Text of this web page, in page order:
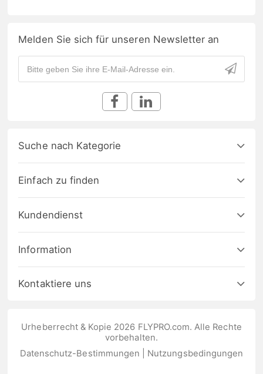
Melden Sie sich für unseren Newsletter an
Suche nach Kategorie
Einfach zu finden
Kundendienst
Information
Kontaktiere uns
Urheberrecht & Kopie 2026 FLYPRO.com. Alle Rechte
vorbehalten.
Datenschutz-Bestimmungen
Nutzungsbedingungen